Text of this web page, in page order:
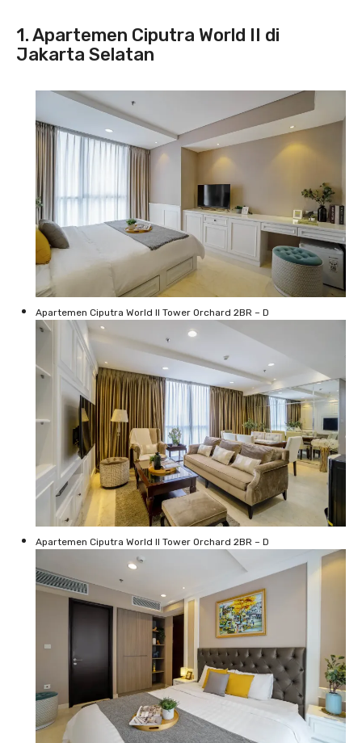
1. Apartemen Ciputra World II di
Jakarta Selatan
Apartemen Ciputra World II Tower Orchard 2BR – D
Apartemen Ciputra World II Tower Orchard 2BR – D